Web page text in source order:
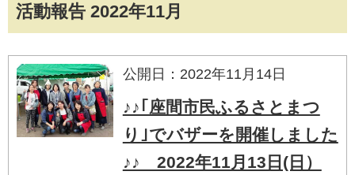
活動報告 2022年11月
公開日：2022年11月14日
♪♪｢座間市民ふるさとまつ
り｣でバザーを開催しました
♪♪ 2022年11月13日(日）